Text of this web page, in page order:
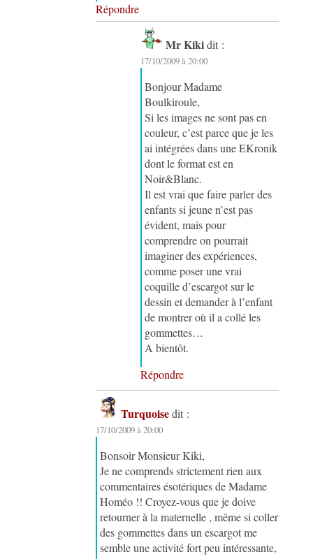
Répondre
Mr Kiki dit :
17/10/2009 à 20:00
Bonjour Madame
Boulkiroule,
Si les images ne sont pas en
couleur, c’est parce que je les
ai intégrées dans une EKronik
dont le format est en
Noir&Blanc.
Il est vrai que faire parler des
enfants si jeune n’est pas
évident, mais pour
comprendre on pourrait
imaginer des expériences,
comme poser une vrai
coquille d’escargot sur le
dessin et demander à l’enfant
de montrer où il a collé les
gommettes…
A bientôt.
Répondre
Turquoise dit :
17/10/2009 à 20:00
Bonsoir Monsieur Kiki,
Je ne comprends strictement rien aux
commentaires ésotériques de Madame
Homéo !! Croyez-vous que je doive
retourner à la maternelle , même si coller
des gommettes dans un escargot me
semble une activité fort peu intéressante,